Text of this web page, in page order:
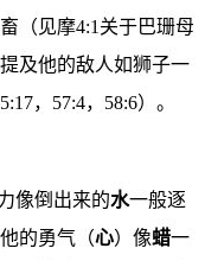
（见摩4:1关于巴珊母
及他的敌人如狮子一
，57:4，58:6）。
像倒出来的水一般逐
的勇气（心）像蜡一